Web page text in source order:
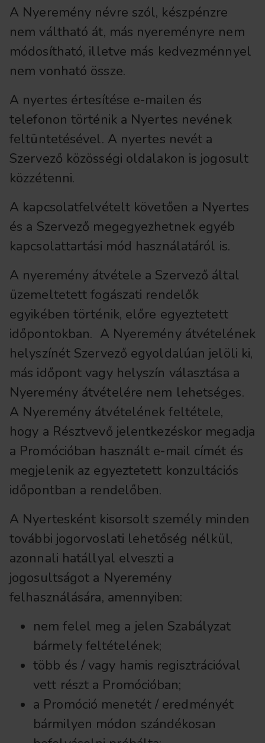
A Nyeremény névre szól, készpénzre
nem váltható át, más nyereményre nem
módosítható, illetve más kedvezménnyel
nem vonható össze.
A nyertes értesítése e-mailen és
telefonon történik a Nyertes nevének
feltüntetésével. A nyertes nevét a
Szervező közösségi oldalakon is jogosult
közzétenni.
A kapcsolatfelvételt követően a Nyertes
és a Szervező megegyezhetnek egyéb
kapcsolattartási mód használatáról is.
A nyeremény átvétele a Szervező által
üzemeltetett fogászati rendelők
egyikében történik, előre egyeztetett
időpontokban. A Nyeremény átvételének
helyszínét Szervező egyoldalúan jelöli ki,
más időpont vagy helyszín választása a
Nyeremény átvételére nem lehetséges.
A Nyeremény átvételének feltétele,
hogy a Résztvevő jelentkezéskor megadja
a Promócióban használt e-mail címét és
megjelenik az egyeztetett konzultációs
időpontban a rendelőben.
A Nyertesként kisorsolt személy minden
további jogorvoslati lehetőség nélkül,
azonnali hatállyal elveszti a
jogosultságot a Nyeremény
felhasználására, amennyiben:
nem felel meg a jelen Szabályzat
bármely feltételének;
több és / vagy hamis regisztrációval
vett részt a Promócióban;
a Promóció menetét / eredményét
bármilyen módon szándékosan